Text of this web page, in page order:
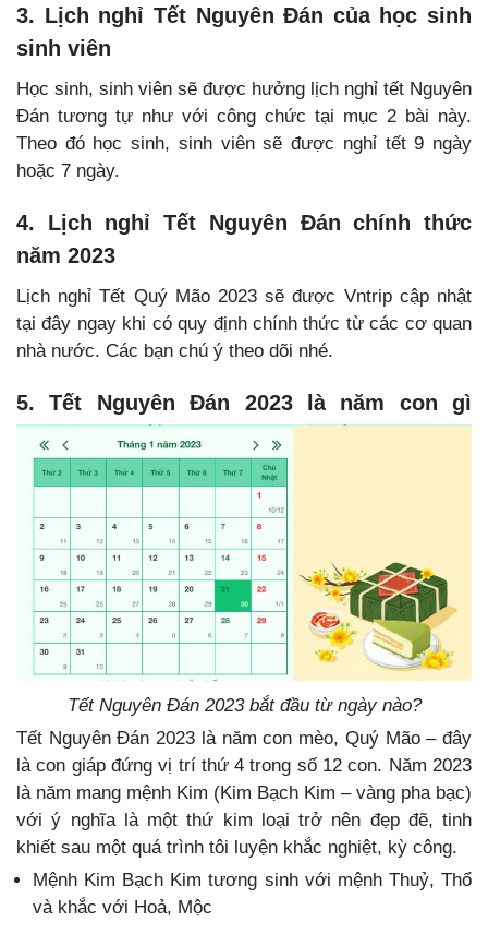
3. Lịch nghỉ Tết Nguyên Đán của học sinh
sinh viên
Học sinh, sinh viên sẽ được hưởng lịch nghỉ tết Nguyên
Đán tương tự như với công chức tại mục 2 bài này.
Theo đó học sinh, sinh viên sẽ được nghỉ tết 9 ngày
hoặc 7 ngày.
4. Lịch nghỉ Tết Nguyên Đán chính thức
năm 2023
Lịch nghỉ Tết Quý Mão 2023 sẽ được Vntrip cập nhật
tại đây ngay khi có quy định chính thức từ các cơ quan
nhà nước. Các bạn chú ý theo dõi nhé.
5. Tết Nguyên Đán 2023 là năm con gì
Tết Nguyên Đán 2023 bắt đầu từ ngày nào?
Tết Nguyên Đán 2023 là năm con mèo, Quý Mão – đây
là con giáp đứng vị trí thứ 4 trong số 12 con. Năm 2023
là năm mang mệnh Kim (Kim Bạch Kim – vàng pha bạc)
với ý nghĩa là một thứ kim loại trở nên đẹp đẽ, tinh
khiết sau một quá trình tôi luyện khắc nghiệt, kỳ công.
Mệnh Kim Bạch Kim tương sinh với mệnh Thuỷ, Thổ
và khắc với Hoả, Mộc